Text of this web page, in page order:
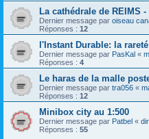
La cathédrale de REIMS
Dernier message par oiseau
Réponses : 12
l'Instant Durable: la
Dernier message par PasKal «
Réponses : 4
Le haras de la malle
Dernier message par tra056 «
Réponses : 12
Minibox city au 1:500
Dernier message par Patbel «
Réponses : 55